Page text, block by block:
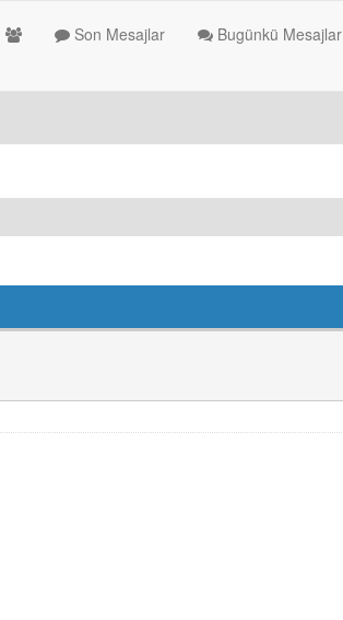
Son Mesajlar Bugünkü Mesajlar